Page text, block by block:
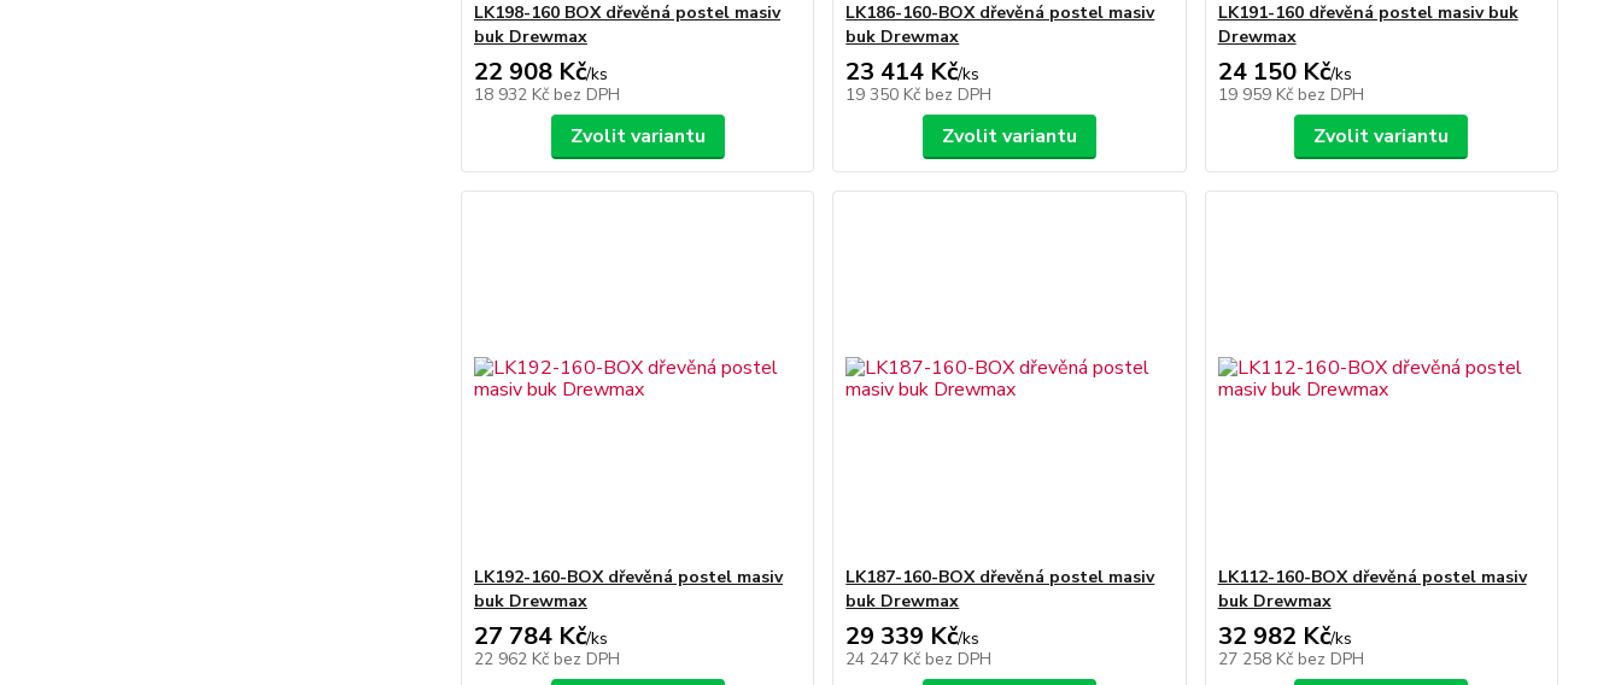
LK198-160 BOX dřevěná postel masiv
buk Drewmax
22 908 Kč/ks
18 932 Kč bez DPH
Zvolit variantu
LK186-160-BOX dřevěná postel masiv
buk Drewmax
23 414 Kč/ks
19 350 Kč bez DPH
Zvolit variantu
LK191-160 dřevěná postel masiv buk
Drewmax
24 150 Kč/ks
19 959 Kč bez DPH
Zvolit variantu
LK192-160-BOX dřevěná postel masiv
buk Drewmax
27 784 Kč/ks
22 962 Kč bez DPH
LK187-160-BOX dřevěná postel masiv
buk Drewmax
29 339 Kč/ks
24 247 Kč bez DPH
LK112-160-BOX dřevěná postel masiv
buk Drewmax
32 982 Kč/ks
27 258 Kč bez DPH